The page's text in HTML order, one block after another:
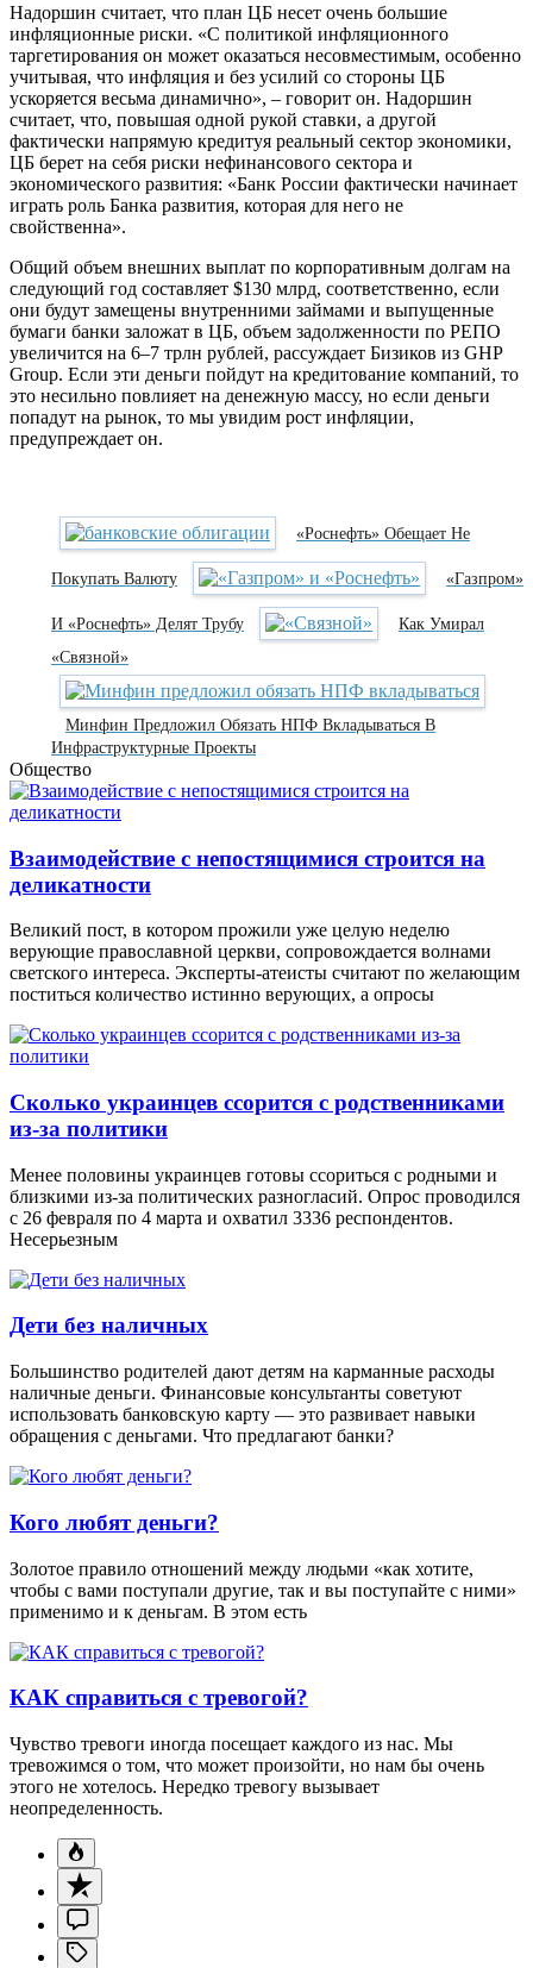
Надоршин считает, что план ЦБ несет очень большие
инфляционные риски. «С политикой инфляционного
таргетирования он может оказаться несовместимым, особенно
учитывая, что инфляция и без усилий со стороны ЦБ
ускоряется весьма динамично», – говорит он. Надоршин
считает, что, повышая одной рукой ставки, а другой
фактически напрямую кредитуя реальный сектор экономики,
ЦБ берет на себя риски нефинансового сектора и
экономического развития: «Банк России фактически начинает
играть роль Банка развития, которая для него не
свойственна».
Общий объем внешних выплат по корпоративным долгам на
следующий год составляет $130 млрд, соответственно, если
они будут замещены внутренними займами и выпущенные
бумаги банки заложат в ЦБ, объем задолженности по РЕПО
увеличится на 6–7 трлн рублей, рассуждает Бизиков из GHP
Group. Если эти деньги пойдут на кредитование компаний, то
это несильно повлияет на денежную массу, но если деньги
попадут на рынок, то мы увидим рост инфляции,
предупреждает он.
«Роснефть» Обещает Не
Покупать Валюту «Газпром»
И «Роснефть» Делят Трубу
Как Умирал
«Связной»
Минфин Предложил Обязать НПФ Вкладываться В
Инфраструктурные Проекты
Общество
Взаимодействие с непостящимися строится на
деликатности
Великий пост, в котором прожили уже целую неделю
верующие православной церкви, сопровождается волнами
светского интереса. Эксперты-атеисты считают по желающим
поститься количество истинно верующих, а опросы
Сколько украинцев ссорится с родственниками
из-за политики
Менее половины украинцев готовы ссориться с родными и
близкими из-за политических разногласий. Опрос проводился
с 26 февраля по 4 марта и охватил 3336 респондентов.
Несерьезным
Дети без наличных
Большинство родителей дают детям на карманные расходы
наличные деньги. Финансовые консультанты советуют
использовать банковскую карту — это развивает навыки
обращения с деньгами. Что предлагают банки?
Кого любят деньги?
Золотое правило отношений между людьми «как хотите,
чтобы с вами поступали другие, так и вы поступайте с ними»
применимо и к деньгам. В этом есть
КАК справиться с тревогой?
Чувство тревоги иногда посещает каждого из нас. Мы
тревожимся о том, что может произойти, но нам бы очень
этого не хотелось. Нередко тревогу вызывает
неопределенность.